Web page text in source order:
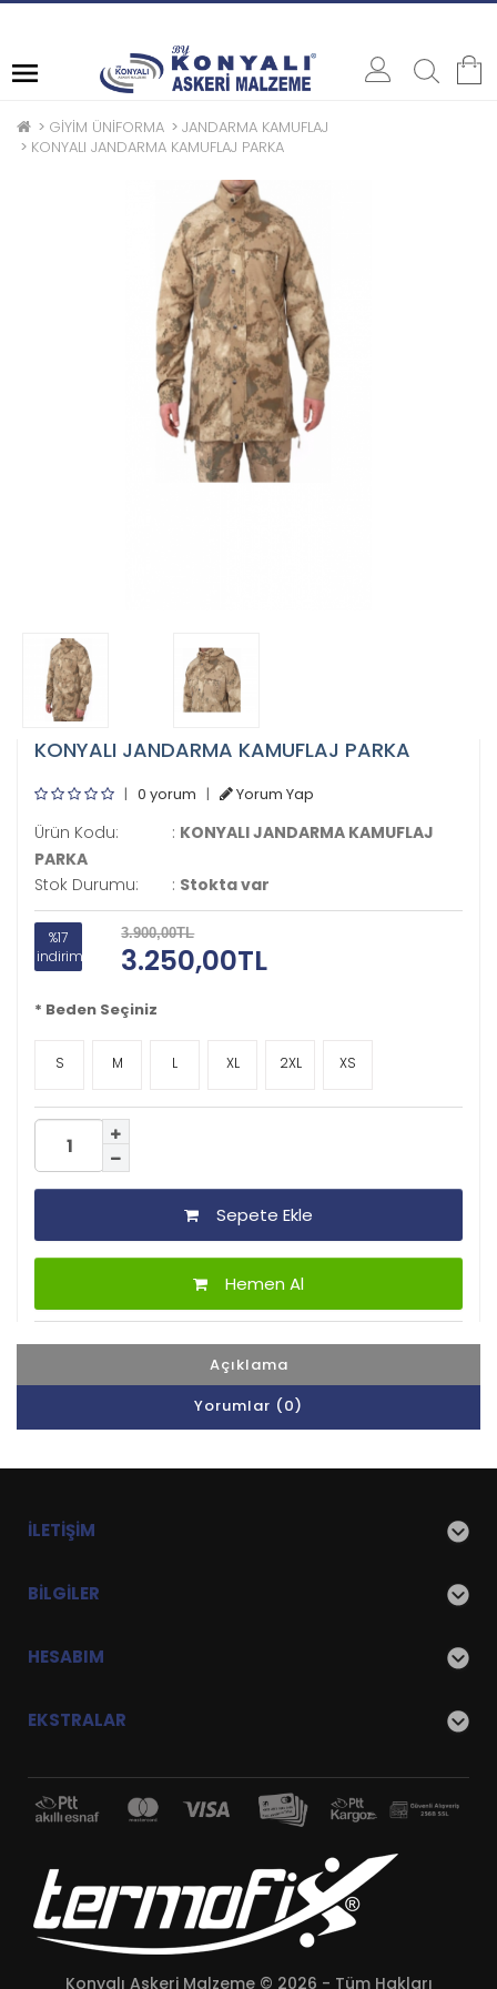
GİYİM ÜNİFORMA
JANDARMA KAMUFLAJ
KONYALI JANDARMA KAMUFLAJ PARKA
KONYALI JANDARMA KAMUFLAJ PARKA
| 0 yorum | Yorum Yap
Ürün Kodu: : KONYALI JANDARMA KAMUFLAJ
PARKA
Stok Durumu:
: Stokta var
%17
indirim
3.900,00TL
3.250,00TL
* Beden Seçiniz
S M L XL 2XL XS
Sepete Ekle
Hemen Al
Açıklama
Yorumlar (0)
İLETIŞIM
BILGILER
HESABIM
EKSTRALAR
Konyalı Askeri Malzeme © 2026 - Tüm Hakları